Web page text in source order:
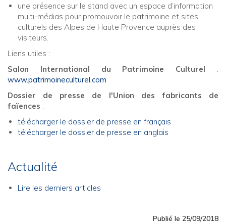
une présence sur le stand avec un espace d’information
multi-médias pour promouvoir le patrimoine et sites
culturels des Alpes de Haute Provence auprès des
visiteurs.
Liens utiles :
Salon International du Patrimoine Culturel :
www.patrimoineculturel.com
Dossier de presse de l'Union des fabricants de
faïences :
télécharger le dossier de presse en français
télécharger le dossier de presse en anglais
Actualité
Lire les derniers articles
Publié le 25/09/2018